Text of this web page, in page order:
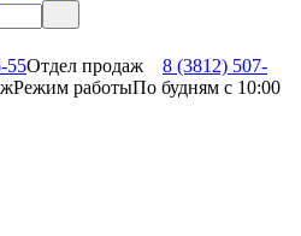
55Отдел продаж
8 (3812) 507-
Режим работыПо будням с 10:00